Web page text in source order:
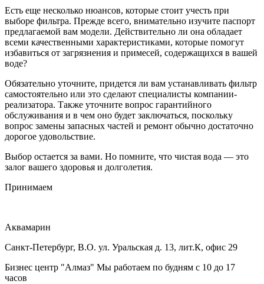
Есть еще несколько нюансов, которые стоит учесть при
выборе фильтра. Прежде всего, внимательно изучите паспорт
предлагаемой вам модели. Действительно ли она обладает
всеми качественными характеристиками, которые помогут
избавиться от загрязнения и примесей, содержащихся в вашей
воде?
Обязательно уточните, придется ли вам устанавливать фильтр
самостоятельно или это сделают специалисты компании-
реализатора. Также уточните вопрос гарантийного
обслуживания и в чем оно будет заключаться, поскольку
вопрос замены запасных частей и ремонт обычно достаточно
дорогое удовольствие.
Выбор остается за вами. Но помните, что чистая вода — это
залог вашего здоровья и долголетия.
Принимаем
Аквамарин
Санкт-Петербург, В.О. ул. Уральская д. 13, лит.К, офис 29
Бизнес центр "Алмаз" Мы работаем по будням с 10 до 17
часов